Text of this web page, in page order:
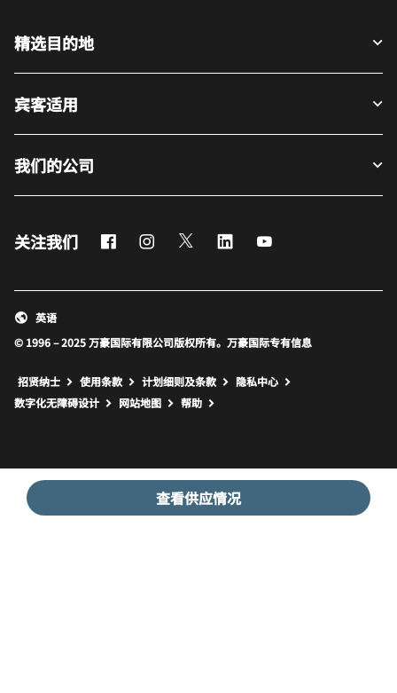
查看供应情况
精选目的地
宾客适用
我们的公司
关注我们 FacebookInstagram
Twitter LinkedIn
© 1996 – 2025 万豪国际有限公司版权所有。万豪国际专有信息
英语
招贤纳士 使用条款 计划细则及条款
隐私中心
数字化无障碍设计
网站地图 打开新窗口
帮助